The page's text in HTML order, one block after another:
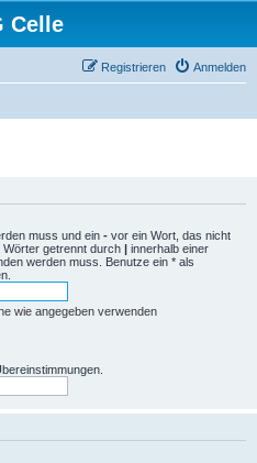
Celle
Anmelden
Registrieren
muss und ein - vor ein Wort, das nicht
getrennt durch | innerhalb einer
werden muss. Benutze ein * als
wie angegeben verwenden